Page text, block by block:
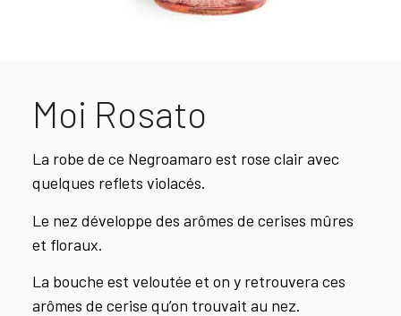
Moi Rosato
La robe de ce Negroamaro est rose clair avec
quelques reflets violacés.
Le nez développe des arômes de cerises mûres
et floraux.
La bouche est veloutée et on y retrouvera ces
arômes de cerise qu’on trouvait au nez.